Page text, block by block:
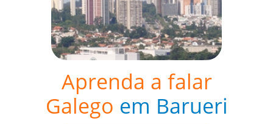
Aprenda a falar
Galego em Barueri